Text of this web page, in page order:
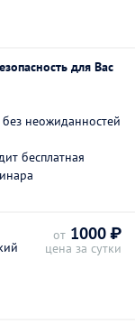
для Вас
неожиданностей
бесплатная
от 1000 ₽
цена за сутки